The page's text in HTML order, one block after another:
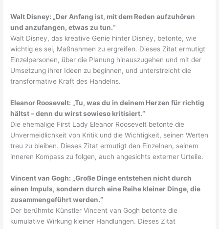
Walt Disney: „Der Anfang ist, mit dem Reden aufzuhören
und anzufangen, etwas zu tun.“
Walt Disney, das kreative Genie hinter Disney, betonte, wie
wichtig es sei, Maßnahmen zu ergreifen. Dieses Zitat ermutigt
Einzelpersonen, über die Planung hinauszugehen und mit der
Umsetzung ihrer Ideen zu beginnen, und unterstreicht die
transformative Kraft des Handelns.
Eleanor Roosevelt: „Tu, was du in deinem Herzen für richtig
hältst – denn du wirst sowieso kritisiert.“
Die ehemalige First Lady Eleanor Roosevelt betonte die
Unvermeidlichkeit von Kritik und die Wichtigkeit, seinen Werten
treu zu bleiben. Dieses Zitat ermutigt den Einzelnen, seinem
inneren Kompass zu folgen, auch angesichts externer Urteile.
Vincent van Gogh: „Große Dinge entstehen nicht durch
einen Impuls, sondern durch eine Reihe kleiner Dinge, die
zusammengeführt werden.“
Der berühmte Künstler Vincent van Gogh betonte die
kumulative Wirkung kleiner Handlungen. Dieses Zitat